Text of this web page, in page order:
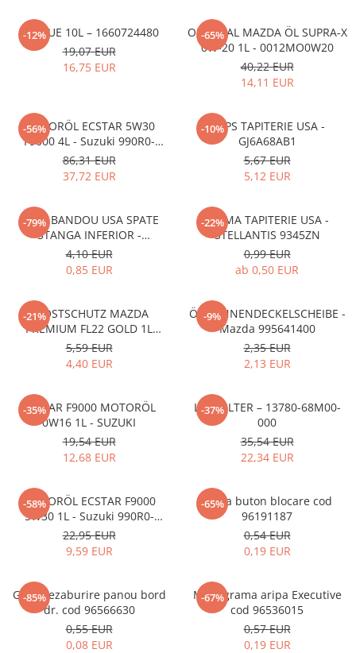
-12%
ADBLUE 10L – 1660724480
19,07 EUR
16,75 EUR
-65%
ORIGINAL MAZDA ÖL SUPRA-X
0W-20 1L - 0012MO0W20
40,22 EUR
14,11 EUR
-56%
MOTORÖL ECSTAR 5W30
F9000 4L - Suzuki 990R0-
21E72-004
86,31 EUR
37,72 EUR
-10%
CLIPS TAPITERIE USA -
GJ6A68AB1
5,67 EUR
5,12 EUR
-79%
CLIPS BANDOU USA SPATE
STANGA INFERIOR -
KD5351SJ3A
4,10 EUR
0,85 EUR
-22%
CLEMA TAPITERIE USA -
STELLANTIS 9345ZN
0,99 EUR
ab 0,50 EUR
-21%
FROSTSCHUTZ MAZDA
PREMIUM FL22 GOLD 1L
L247CL005 4X
5,59 EUR
4,40 EUR
-9%
ÖLWANNENDECKELSCHEIBE -
Mazda 995641400
2,35 EUR
2,13 EUR
-35%
ECSTAR F9000 MOTORÖL
0W16 1L - SUZUKI
19,54 EUR
12,68 EUR
-37%
LUFTFILTER – 13780-68M00-
000
35,54 EUR
22,34 EUR
-58%
MOTORÖL ECSTAR F9000
5W30 1L - Suzuki 990R0-
21E72-001
22,95 EUR
9,59 EUR
-65%
Rama buton blocare cod
96191187
0,54 EUR
0,19 EUR
-85%
Grila dezaburire panou bord
dr. cod 96566630
0,55 EUR
0,08 EUR
-67%
Monograma aripa Executive
cod 96536015
0,57 EUR
0,19 EUR